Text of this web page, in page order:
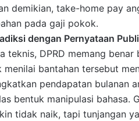
demikian, take-home pay
pada gaji pokok.
dengan Pernyataan
teknis, DPRD memang
menilai bantahan tersebut
pendapatan bulanan
bentuk manipulasi
tidak naik, tapi tunjangan